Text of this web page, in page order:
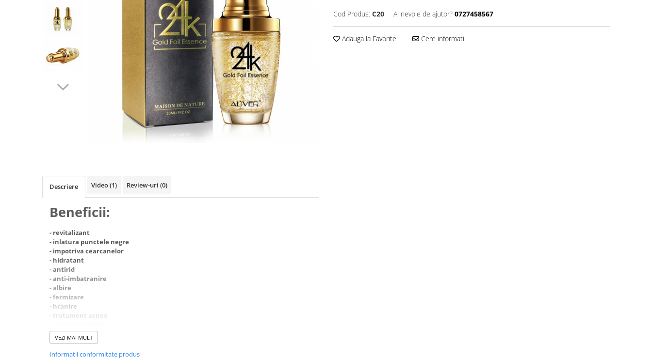
Jocuri si Jucarii
Casa si Gradina
Produse bucatarie
Produse sarbatori
Produse Craciun
Parfumuri arabesti
Parfumuri pentru barbati
Produse Cosmetice Coreene
Creme pentru maini si picioare
Cod Produs: C20 Ai nevoie de ajutor? 0727458567
Adauga la Favorite Cere informatii
Descriere Video(1) Review-uri (0)
Beneficii:
- revitalizant
- inlatura punctele negre
- impotriva cearcanelor
- hidratant
- antirid
- anti-imbatranire
- albire
- fermizare
- hranire
- tratament acnee
VEZI MAI MULT
Informatii conformitate produs